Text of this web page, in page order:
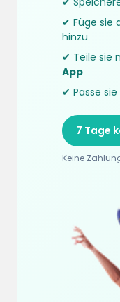
✔ Füge sie
hinzu
✔ Teile sie
App
✔ Passe sie
7 Tage
Keine